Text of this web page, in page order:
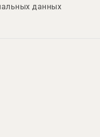
данных